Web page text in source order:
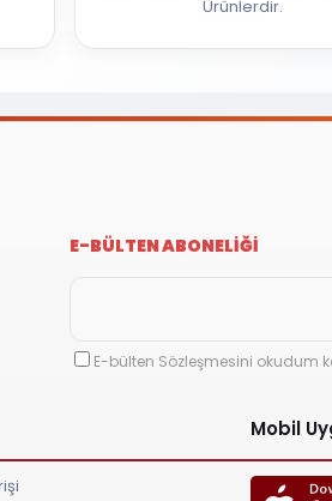
Ürünlerdir.
E-BÜLTEN ABONELİĞİ
E-bülten Sözleşmesini okudum
Mobil